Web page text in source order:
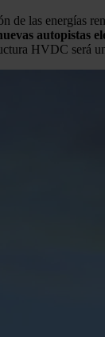
las energías
autopistas
HVDC será